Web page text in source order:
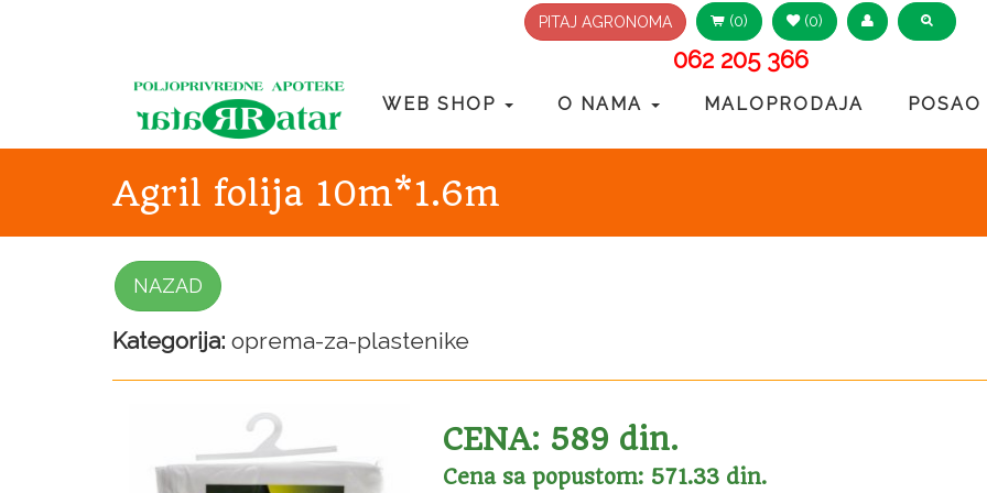
PITAJ AGRONOMA (0) (0)
062 205 366
WEB SHOP O NAMA MALOPRODAJA POSAO
Agril folija 10m*1.6m
NAZAD
Kategorija: oprema-za-plastenike
CENA: 589 din.
Cena sa popustom: 571.33 din.